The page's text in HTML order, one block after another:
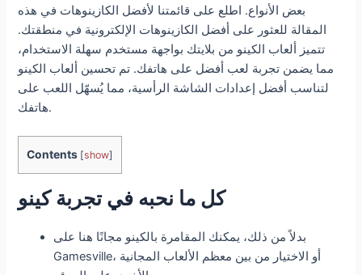
بعض الأنواع. اطلع على قائمتنا لأفضل الكازينوهات في هذه
المقالة للعثور على أفضل الكازينوهات الإلكترونية في منطقتك.
تتميز ألعاب الكينو من بلايتك بواجهة مستخدم سهلة الاستخدام،
مما يضمن تجربة لعب أفضل على هاتفك. تم تحسين ألعاب الكينو
لتناسب أفضل إعدادات الشاشة الرأسية، مما يُسهّل اللعب على
هاتفك.
Contents [show]
كل ما نحبه في تجربة كينو
بدلاً من ذلك، يمكنك المقامرة بالكينو مجانًا هنا على
Gamesville، أو الاختيار من بين معظم الألعاب المجانية